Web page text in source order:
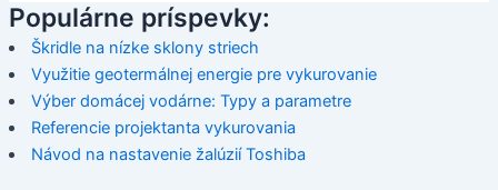
Populárne príspevky:
Škridle na nízke sklony striech
Využitie geotermálnej energie pre vykurovanie
Výber domácej vodárne: Typy a parametre
Referencie projektanta vykurovania
Návod na nastavenie žalúzií Toshiba